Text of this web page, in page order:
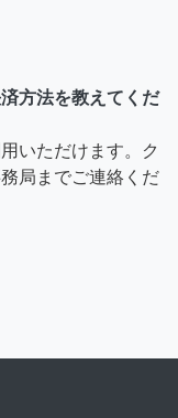
方法を教えてくだ
いただけます。ク
局までご連絡くだ